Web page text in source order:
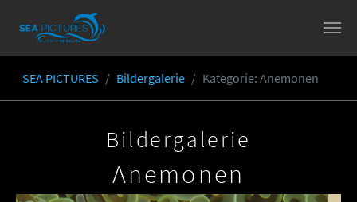
Skip to main content
You are here:
SEA PICTURES Bildergalerie Kategorie: Anemonen
Bildergalerie
Anemonen